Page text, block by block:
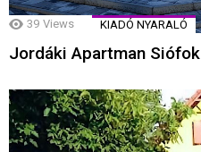
39 Views KIADÓ NYARALÓ
Jordáki Apartman Siófok